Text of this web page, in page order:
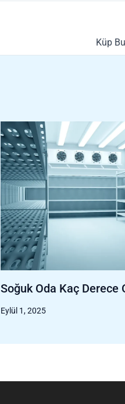
Küp
Soğuk Oda Kaç Derece
Eylül 1, 2025